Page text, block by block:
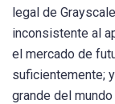
legal de
inconsistente al
el mercado de
suficientemente;
grande del